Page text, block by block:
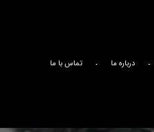
درباره ما تماس با ما